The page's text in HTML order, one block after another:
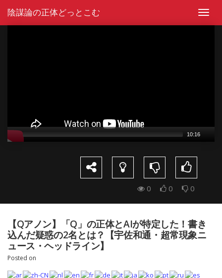
陰謀論の正体どっとこむ
10:16
0 0 0
【Qアノン】「Q」の正体とAIが特定した！書き
込んだ疑惑の2名とは？【宇佐和通・超常現象ニ
ュース・ヘッドライン】
Posted on